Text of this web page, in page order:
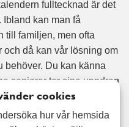
fulltecknad är det
Ibland kan man få
till familjen, men ofta
och då kan vår lösning om
behöver. Du kan känna
seniorer tar sina uppdrag
av barn är de
barnet och se till
cookies
hur vår hemsida